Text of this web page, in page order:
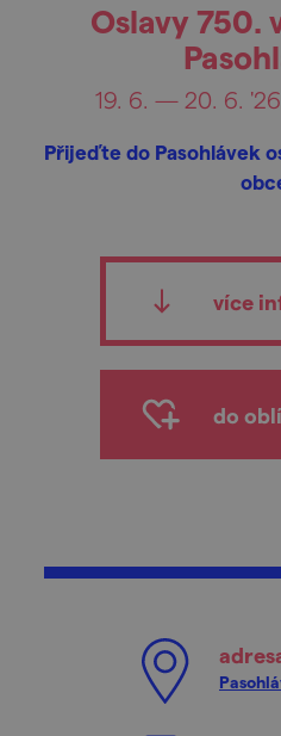
Oslavy 750.
19. 6. — 20. 6. '26
Přijeďte do Pasohlávek
více
do